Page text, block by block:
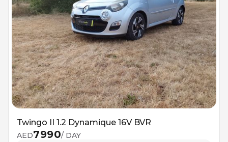
Twingo II 1.2 Dynamique 16V BVR
AED7990/ DAY